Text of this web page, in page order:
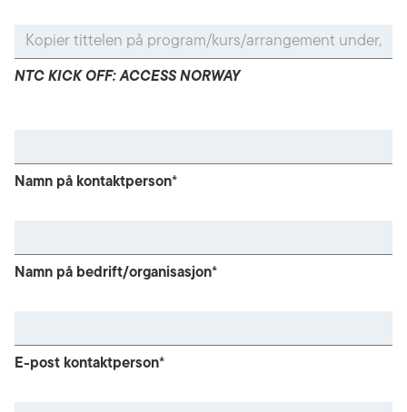
NTC KICK OFF: ACCESS NORWAY
Namn på kontaktperson*
Namn på bedrift/organisasjon*
E-post kontaktperson*